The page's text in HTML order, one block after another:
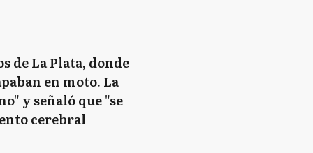
de La Plata, donde
en moto. La
y señaló que "se
cerebral